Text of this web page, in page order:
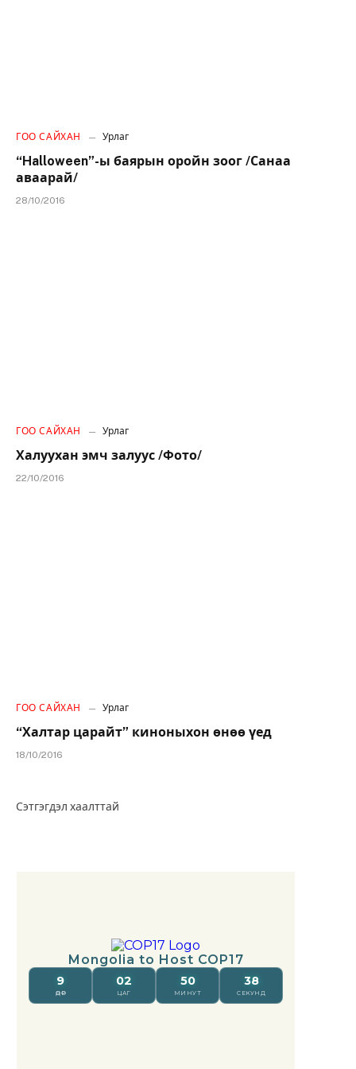
ГОО САЙХАН Урлаг
“Halloween”-ы баярын оройн зоог /Санаа
аваарай/
28/10/2016
ГОО САЙХАН Урлаг
Халуухан эмч залуус /Фото/
22/10/2016
ГОО САЙХАН Урлаг
“Халтар царайт” киноныхон өнөө үед
18/10/2016
Сэтгэгдэл хаалттай